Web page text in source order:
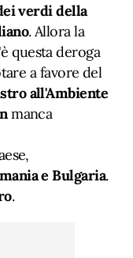
verdi della
. Allora la
questa deroga
a favore del
all'Ambiente
manca
e Bulgaria.
.